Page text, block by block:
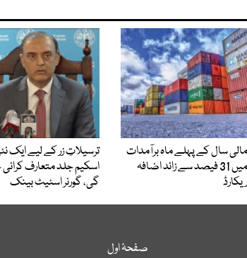
مالی سال کے پہلے ماہ برآمدات
میں 31 فیصد سے زائد اضافہ
ریکارڈ
ترسیلاتِ زر کے لیے ایک
اسکیم جلد متعارف
گی، گورنر اسٹیٹ بینک
صفحۂ اول